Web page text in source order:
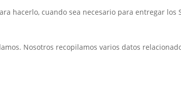
hacerlo, cuando sea necesario para entregar los
Nosotros recopilamos varios datos